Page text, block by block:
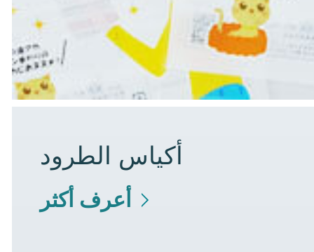
أكياس الطرود
أعرف أكثر